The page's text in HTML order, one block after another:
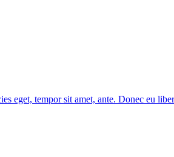
eget, tempor sit amet, ante. Donec eu